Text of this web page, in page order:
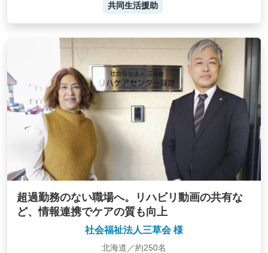
共同生活援助
超過勤務のない職場へ。リハビリ動画の共有な
ど、情報連携でケアの質も向上
社会福祉法人三草会 様
北海道／約250名